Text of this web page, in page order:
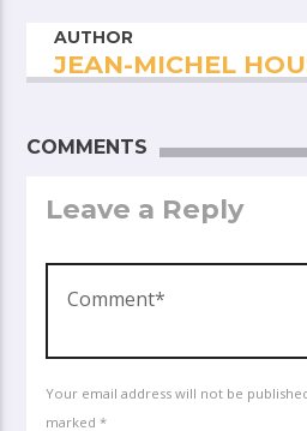
AUTHOR
JEAN-MICHEL
COMMENTS
Leave a Reply
Your email address will not be
marked *